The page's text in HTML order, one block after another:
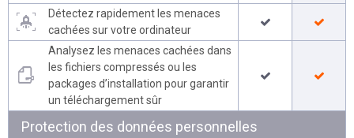
Détectez rapidement les menaces
cachées sur votre ordinateur
Analysez les menaces cachées dans
les fichiers compressés ou les
packages d’installation pour garantir
un téléchargement sûr
Protection des données personnelles